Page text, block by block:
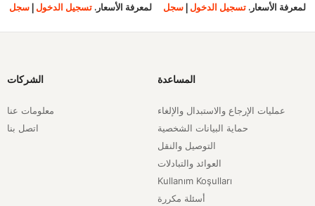
لمعرفة الأسعار. تسجيل الدخول | سجل
لمعرفة الأسعار. تسجيل الدخول | سجل
الشركات
معلومات عنا
اتصل بنا
المساعدة
عمليات الإرجاع والاستبدال والإلغاء
حماية البيانات الشخصية
التوصيل والنقل
العوائد والتبادلات
Kullanım Koşulları
أسئلة مكررة